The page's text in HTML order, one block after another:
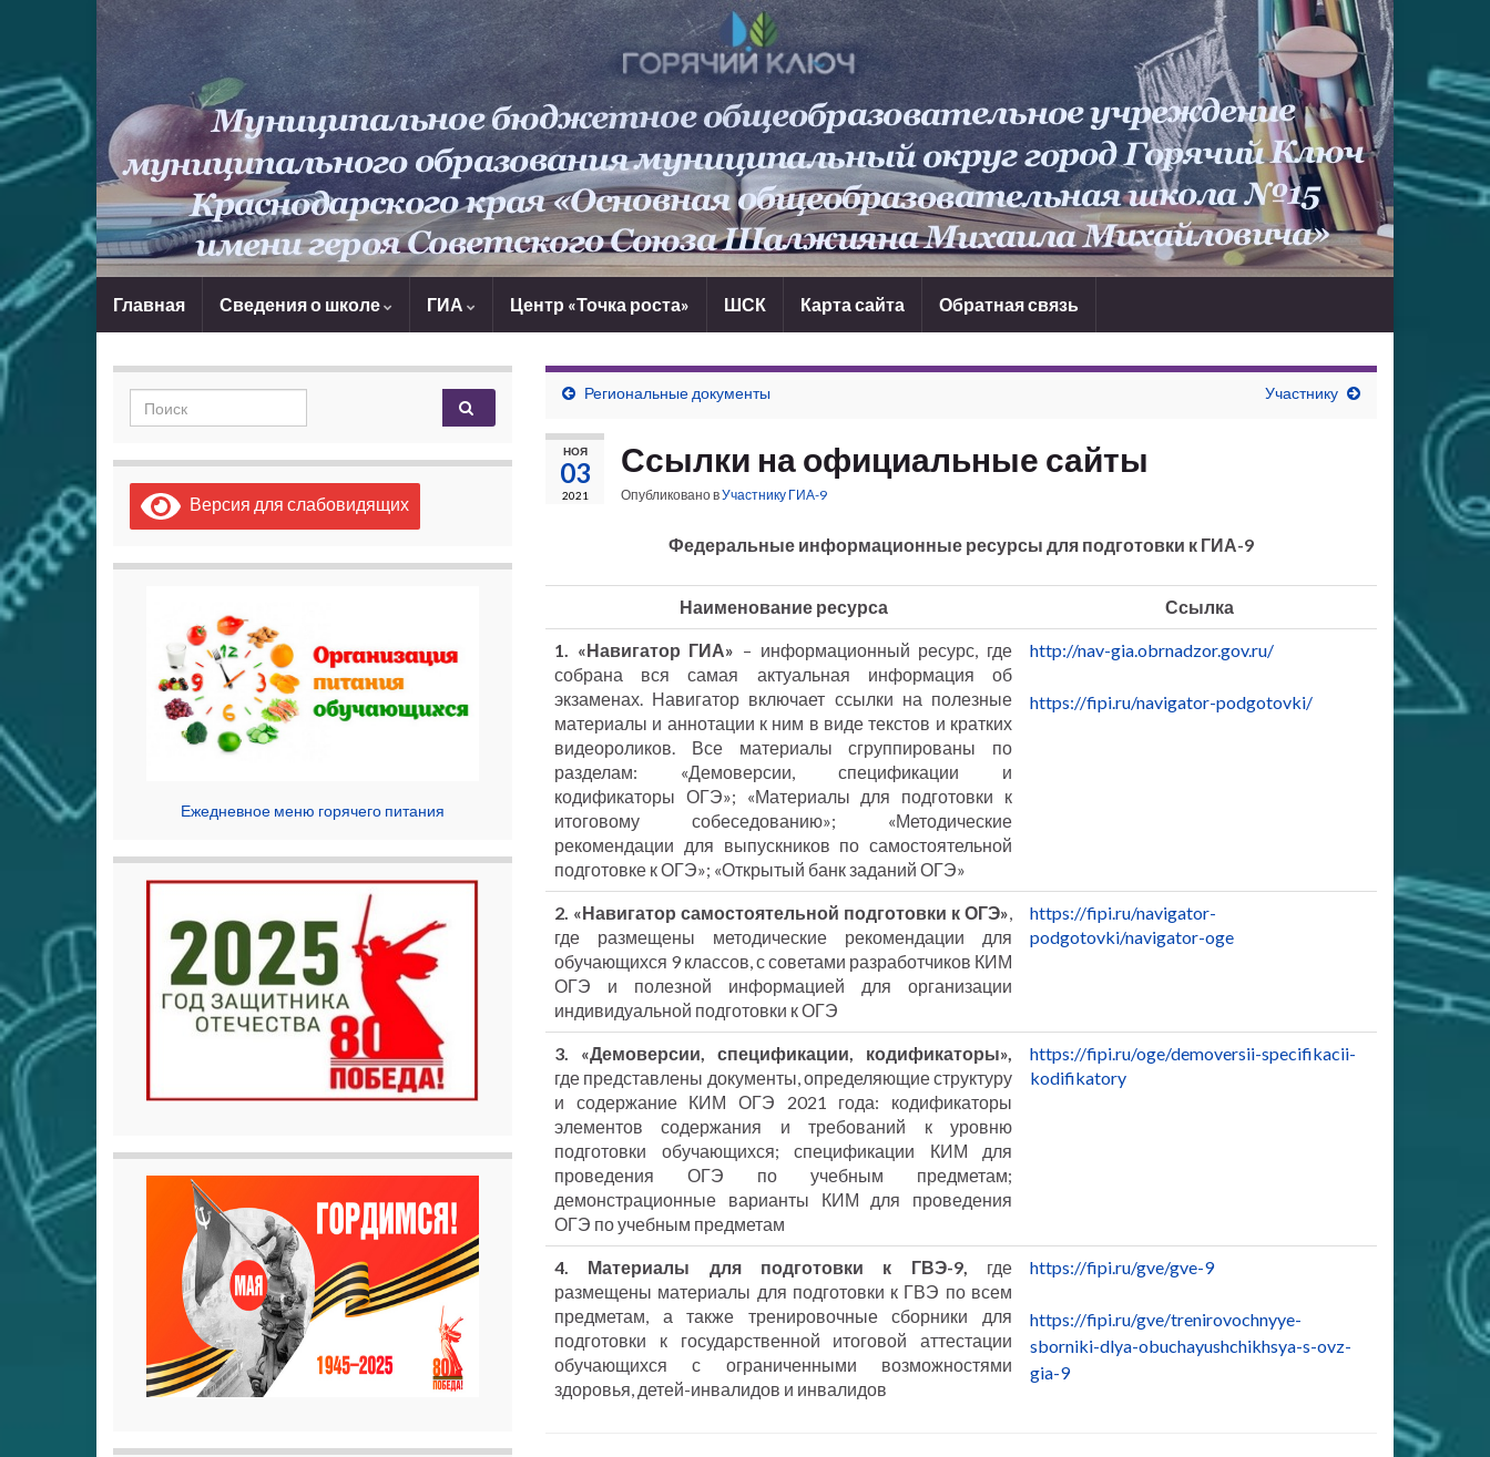
Главная Сведения о школе ГИА Центр «Точка роста» ШСК Карта сайта Обратная связь
Региональные документы Участнику
НОЯ
03
2021
Ссылки на официальные сайты
Опубликовано вУчастнику ГИА-9
Федеральные информационные ресурсы для подготовки к ГИА-9
Наименование ресурса Ссылка
1. «Навигатор ГИА» – информационный ресурс, где
собрана вся самая актуальная информация об
экзаменах. Навигатор включает ссылки на полезные
материалы и аннотации к ним в виде текстов и кратких
видеороликов. Все материалы сгруппированы по
разделам: «Демоверсии, спецификации и
кодификаторы ОГЭ»; «Материалы для подготовки к
итоговому собеседованию»; «Методические
рекомендации для выпускников по самостоятельной
подготовке к ОГЭ»; «Открытый банк заданий ОГЭ»
http://nav-gia.obrnadzor.gov.ru/
https://fipi.ru/navigator-podgotovki/
2. «Навигатор самостоятельной подготовки к ОГЭ»,
где размещены методические рекомендации для
обучающихся 9 классов, с советами разработчиков КИМ
ОГЭ и полезной информацией для организации
индивидуальной подготовки к ОГЭ
https://fipi.ru/navigator-
podgotovki/navigator-oge
3. «Демоверсии, спецификации, кодификаторы»,
где представлены документы, определяющие структуру
и содержание КИМ ОГЭ 2021 года: кодификаторы
элементов содержания и требований к уровню
подготовки обучающихся; спецификации КИМ для
проведения ОГЭ по учебным предметам;
демонстрационные варианты КИМ для проведения
ОГЭ по учебным предметам
https://fipi.ru/oge/demoversii-specifikacii-
kodifikatory
4. Материалы для подготовки к ГВЭ-9, где
размещены материалы для подготовки к ГВЭ по всем
предметам, а также тренировочные сборники для
подготовки к государственной итоговой аттестации
обучающихся с ограниченными возможностями
здоровья, детей-инвалидов и инвалидов
https://fipi.ru/gve/gve-9
https://fipi.ru/gve/trenirovochnyye-
sborniki-dlya-obuchayushchikhsya-s-ovz-
gia-9
Search for:
Версия для слабовидящих
Ежедневное меню горячего питания